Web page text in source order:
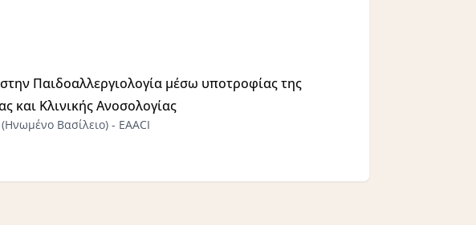
Παιδοαλλεργιολογία μέσω υποτροφίας της
και Κλινικής Ανοσολογίας
Βασίλειο) - EAACI